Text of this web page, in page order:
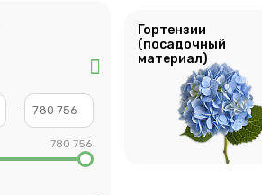
780 756
Гортензии
(посадочный
материал)